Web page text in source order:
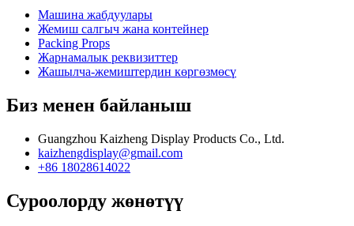
Машина жабдуулары
Жемиш салгыч жана контейнер
Packing Props
Жарнамалык реквизиттер
Жашылча-жемиштердин көргөзмөсү
Биз менен байланыш
Guangzhou Kaizheng Display Products Co., Ltd.
kaizhengdisplay@gmail.com
+86 18028614022
Суроолорду жөнөтүү